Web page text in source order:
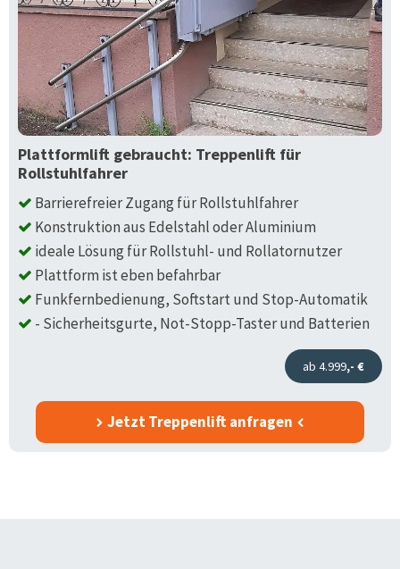
Plattformlift gebraucht: Treppenlift für
Rollstuhlfahrer
Barrierefreier Zugang für Rollstuhlfahrer
Konstruktion aus Edelstahl oder Aluminium
ideale Lösung für Rollstuhl- und Rollatornutzer
Plattform ist eben befahrbar
Funkfernbedienung, Softstart und Stop-Automatik
- Sicherheitsgurte, Not-Stopp-Taster und Batterien
ab 4.999,- €
Jetzt Treppenlift anfragen